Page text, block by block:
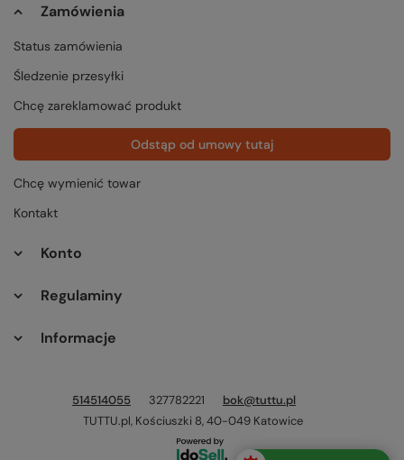
Zamówienia
Status zamówienia
Śledzenie przesyłki
Chcę zareklamować produkt
Odstąp od umowy tutaj
Chcę wymienić towar
Kontakt
Konto
Regulaminy
Informacje
514514055 327782221
bok@tuttu.pl
TUTTU.pl, Kościuszki 8,40-049 Katowice